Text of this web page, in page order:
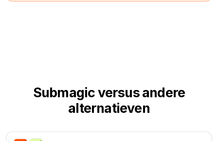
Submagic versus andere
alternatieven